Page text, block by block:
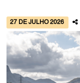
27 DE JULHO 2026